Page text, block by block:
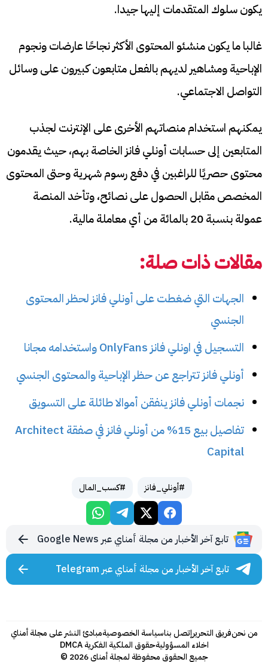
يكون سلوك المتقدمات إليها جيدا.
غالبا ما يكون منشئو المحتوى الأكثر نجاحًا عارضات ونجوم
الإباحية ومشاهير لديهم بالفعل متابعون كبيرون على وسائل
التواصل الاجتماعي.
يمكنهم استخدام منصاتهم الأخرى على الإنترنت لجذب
المتابعين إلى حسابات أونلي فانز الخاصة بهم، حيث يقدمون
محتوى حصريًا للراغبين في دفع رسوم شهرية وحتى المحتوى
المخصص مقابل الحصول على نصائح، وتأخد المنصة
عمولة بنسبة 20 بالمائة من أي معاملة مالية.
مقالات ذات صلة:
الجهات التي ضغطت على أونلي فانز لحظر المحتوى
الجنسي
التسجيل في اونلي فانز OnlyFans واستخدامه مجانا
أونلي فانز تتراجع عن حظر الإباحية والمحتوى الجنسي
نجمات أونلي فانز ينفقن أموالا طائلة على التسويق
تفاصيل بيع 15% من أونلي فانز في صفقة Architect
Capital
#أونلي_فانز #كسب_المال
تابع آخر الأخبار من مجلة أمناي عبر Google News
تابع آخر الأخبار من مجلة أمناي عبر Telegram
من نحنفريق التحريرإتصل بناسياسة الخصوصيةمبادئ النشر على مجلة أمناي
اخلاء المسؤوليةحقوق الملكية الفكرية DMCA
جميع الحقوق محفوظة لمجلة أمناي 2026 ©